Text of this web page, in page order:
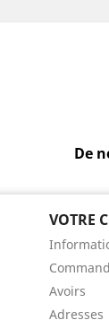
De
VOTRE
Avoirs
Adresses